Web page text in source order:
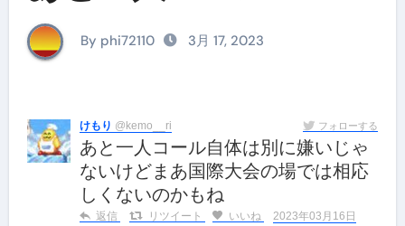
By phi72110 3月 17, 2023
けもり️ @kemo__ri フォローする
あと一人コール自体は別に嫌いじゃ
ないけどまあ国際大会の場では相応
しくないのかもね
返信 リツイート いいね
2023年03月16日